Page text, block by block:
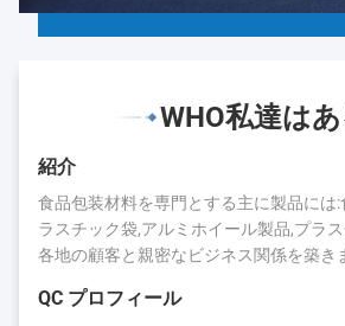
WHO私達は
紹介
食品包装材料を専門とする主に製品には
ラスチック袋,アルミホイール製品,プラ
各地の顧客と親密なビジネス関係を築き
長年の蓄積により,キングレッドは評判と
QC プロフィール